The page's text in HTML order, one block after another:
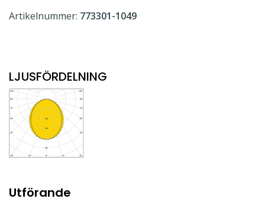
Artikelnummer: 773301-1049
LJUSFÖRDELNING
Utförande